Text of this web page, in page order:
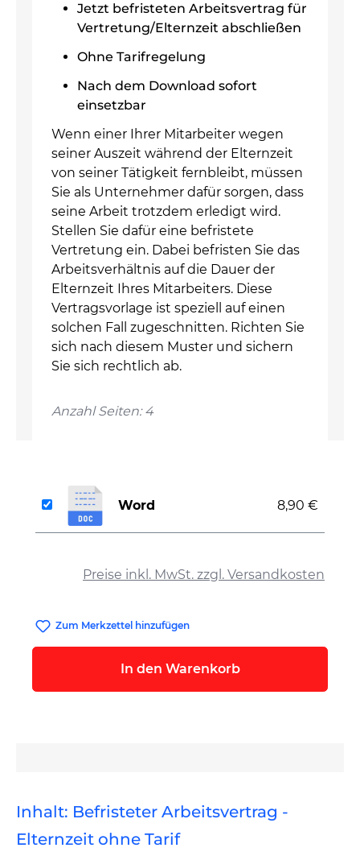
Jetzt befristeten Arbeitsvertrag für
Vertretung/Elternzeit abschließen
Ohne Tarifregelung
Nach dem Download sofort
einsetzbar
Wenn einer Ihrer Mitarbeiter wegen
seiner Auszeit während der Elternzeit
von seiner Tätigkeit fernbleibt, müssen
Sie als Unternehmer dafür sorgen, dass
seine Arbeit trotzdem erledigt wird.
Stellen Sie dafür eine befristete
Vertretung ein. Dabei befristen Sie das
Arbeitsverhältnis auf die Dauer der
Elternzeit Ihres Mitarbeiters. Diese
Vertragsvorlage ist speziell auf einen
solchen Fall zugeschnitten. Richten Sie
sich nach diesem Muster und sichern
Sie sich rechtlich ab.
Anzahl Seiten: 4
Preise inkl. MwSt. zzgl. Versandkosten
Word 8,90 €
Zum Merkzettel hinzufügen
In den Warenkorb
Inhalt: Befristeter Arbeitsvertrag -
Elternzeit ohne Tarif